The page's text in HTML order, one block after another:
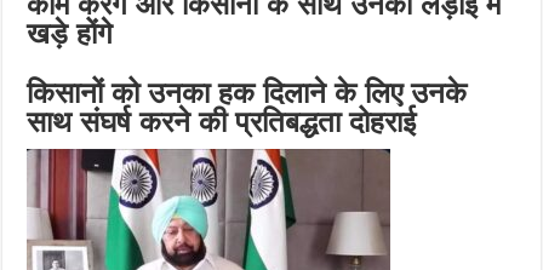
खड़े होंगे
किसानों को उनका हक दिलाने के लिए उनके
साथ संघर्ष करने की प्रतिबद्धता दोहराई